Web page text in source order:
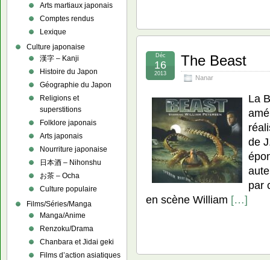
The Beast
Nanar
Déc
16
2013
La
de
par
en scène William […]
Arts martiaux japonais
Comptes rendus
Lexique
Culture japonaise
漢字 – Kanji
Histoire du Japon
Géographie du Japon
Religions et
superstitions
Folklore japonais
Arts japonais
Nourriture japonaise
日本酒 – Nihonshu
お茶 – Ocha
Culture populaire
Films/Séries/Manga
Manga/Anime
Renzoku/Drama
Chanbara et Jidai geki
Films d’action asiatiques